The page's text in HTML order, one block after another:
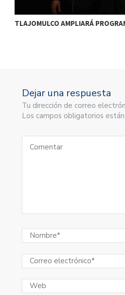
TLAJOMULCO AMPLIARÁ
Dejar una respuesta
Tu dirección de correo
Los campos obligatorios